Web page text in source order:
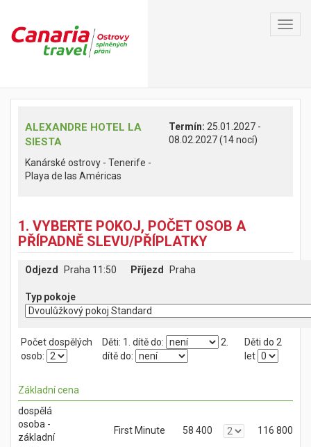
ALEXANDRE HOTEL LA
SIESTA
Kanárské ostrovy - Tenerife -
Playa de las Américas
Termín: 25.01.2027 -
08.02.2027 (14 nocí)
1. VYBERTE POKOJ, POČET OSOB A
PŘÍPADNĚ SLEVU/PŘÍPLATKY
Odjezd Praha 11:50 Příjezd Praha
Typ pokoje
Počet dospělých
osob:
Děti: 1. dítě do:
2.
dítě do:
Děti do 2
let
Základní cena
dospělá
osoba -
základní
First Minute 58 400 116 800